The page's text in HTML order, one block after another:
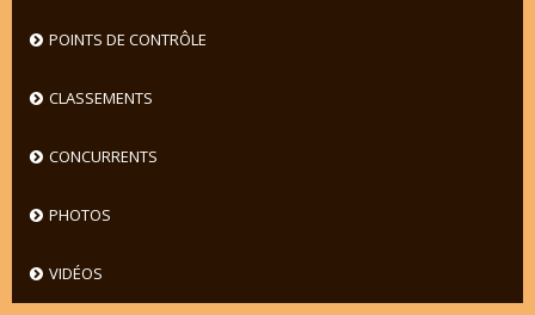
POINTS DE CONTRÔLE
CLASSEMENTS
CONCURRENTS
PHOTOS
VIDÉOS